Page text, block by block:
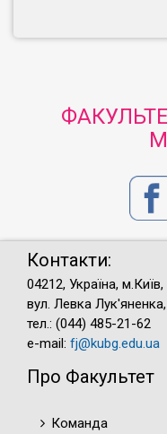
Контакти:
04212, Україна, м.Київ,
вул. Левка
тел.: (044) 485-21-62
e-mail: fj@kubg.edu.ua
Про Факультет
Команда